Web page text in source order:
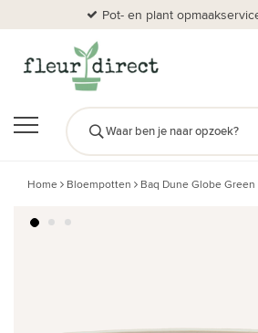
Pot- en plant
Home Bloempotten Baq Dune Globe Green